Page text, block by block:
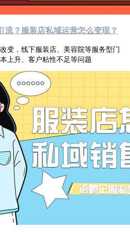
流？服装店私域运营怎么变现？
变，线下服装店、美容院等服务型门
上升、客户粘性不足等问题